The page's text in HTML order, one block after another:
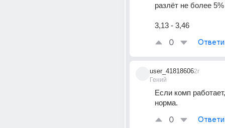
разлёт не более
3,13 - 3,46
0
user_41818606
Гений
2г
Если комп
норма.
0